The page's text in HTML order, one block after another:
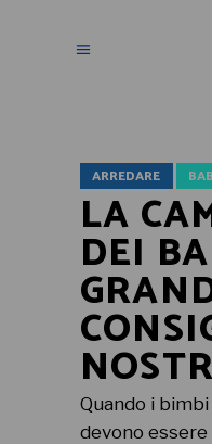
ARREDARE
LA
DEI
Quando i
devono